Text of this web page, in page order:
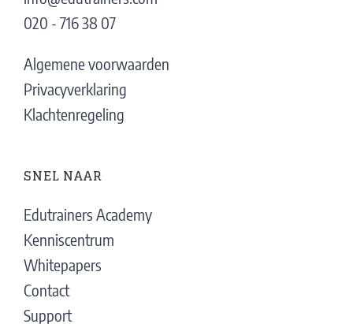
020 - 716 38 07
Algemene voorwaarden
Privacyverklaring
Klachtenregeling
SNEL NAAR
Edutrainers Academy
Kenniscentrum
Whitepapers
Contact
Support